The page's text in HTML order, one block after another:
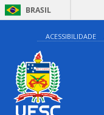
BRASIL
ACESSIBILIDADE